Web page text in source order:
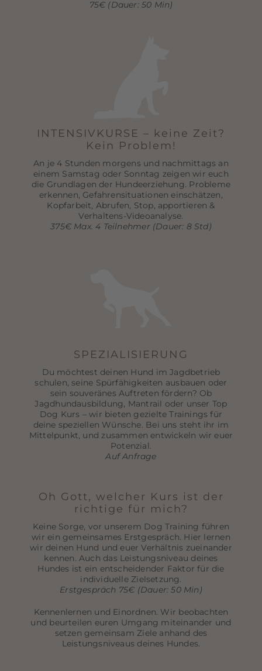
75€ (Dauer: 50 Min)
INTENSIVKURSE – keine Zeit?
Kein Problem!
An je 4 Stunden morgens und nachmittags an
einem Samstag oder Sonntag zeigen wir euch
die Grundlagen der Hundeerziehung. Probleme
erkennen, Gefahrensituationen einschätzen,
Kopfarbeit, Abrufen, Stop, apportieren &
Verhaltens-Videoanalyse.
375€ Max. 4 Teilnehmer (Dauer: 8 Std)
SPEZIALISIERUNG
Du möchtest deinen Hund im Jagdbetrieb
schulen, seine Spürfähigkeiten ausbauen oder
sein souveränes Auftreten fördern? Ob
Jagdhundausbildung, Mantrail oder unser Top
Dog Kurs – wir bieten gezielte Trainings für
deine speziellen Wünsche. Bei uns steht ihr im
Mittelpunkt, und zusammen entwickeln wir euer
Potenzial.
Auf Anfrage
Oh Gott, welcher Kurs ist der
richtige für mich?
Keine Sorge, vor unserem Dog Training führen
wir ein gemeinsames Erstgespräch. Hier lernen
wir deinen Hund und euer Verhältnis zueinander
kennen. Auch das Leistungsniveau deines
Hundes ist ein entscheidender Faktor für die
individuelle Zielsetzung.
Erstgespräch 75€ (Dauer: 50 Min)
Kennenlernen und Einordnen. Wir beobachten
und beurteilen euren Umgang miteinander und
setzen gemeinsam Ziele anhand des
Leistungsniveaus deines Hundes.